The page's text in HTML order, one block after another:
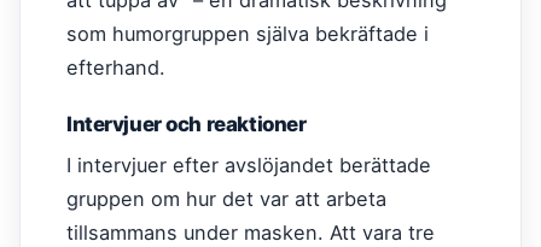
som humorgruppen själva bekräftade i
efterhand.
Intervjuer och reaktioner
I intervjuer efter avslöjandet berättade
gruppen om hur det var att arbeta
tillsammans under masken. Att vara tre